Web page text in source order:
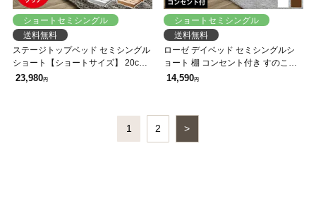
ショートセミシングル
送料無料
ステージトップベッド セミシングル
ショート【ショートサイズ】 20cm
厚nerucoバリューポケットコイルマ
フロアベッド ステージベッド
23,980円
ショートセミシングル
送料無料
ローゼ デイベッド セミシングルシ
ョート 棚 コンセント付き すのこベ
ッド ショートサイズ ショートベッ
14,590円
1 2 >